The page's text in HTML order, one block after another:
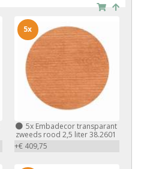
5xEmbadecor transparant
zweeds rood 2,5 liter 38.2601
+€ 409,75
5x